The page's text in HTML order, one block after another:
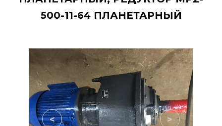
500-11-64 ПЛАНЕТАРНЫЙ
< >